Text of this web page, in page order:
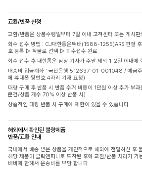
교환/반품 신청
교환/반품은 상품수령일부터 7일 이내 고객센터 또는 게시판
회수 접수 방법 : CJ대한통운택배(1588-1255)ARS 연결
호 등록 ▷ 착불로 선택 ▷ 회수접수 완료
회수 접수 후 대한통운 담당 기사가 주말 제외 1-2일 이내에
배송비 입금계좌 : 국민은행 512637-01-001048 / 예금주
에 휴대폰 뒷번호 4자리 기재 요청)
대량 구매 후 반품 시 반품 수거 비용이 1만원 이상 추가 부
문건/상품 개수 70% 이상 반품 시)
상습적인 대량 반품 시 구매에 제한이 있을 수 있습니다.
해외에서 확인된 불량제품
반품/교환 안내
국내에서 배송 받은 상품을 개인적으로 해외에 전달하신 후
해당 제품이 클릭앤퍼니로 도착된 후에 교환/반품 처리가 가
배비에 한해서 운송비를 부담 합니다